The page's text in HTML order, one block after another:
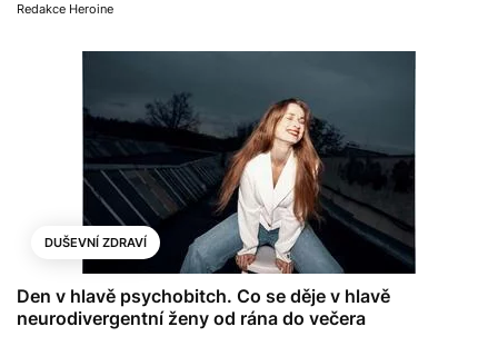
Redakce Heroine
DUŠEVNÍ ZDRAVÍ
Den v hlavě psychobitch. Co se děje v hlavě
neurodivergentní ženy od rána do večera